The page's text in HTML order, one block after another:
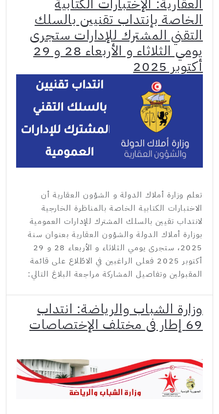
الخاصة بإنتداب تقنيين بالسلك
التقني المشترك للإدارات ستجرى
يومي الثلاثاء و الأربعاء 28 و 29
أكتوبر 2025
تعلم وزارة أملاك الدولة و الشؤون العقارية أن
الاختبارات الكتابية الخاصة بالمناظرة الخارجية
لانتداب تقيين بالسلك المشترك للإدارات العمومية
بوزارة أملاك الدولة والشؤون العقارية بعنوان سنة
2025، ستجرى يومي الثلاثاء و الأربعاء 28 و 29
أكتوبر 2025 فعلى الراغبين في الاطّلاع على قائمة
المقبولين وتفاصيل المشاركة مراجعة البلاغ التالي:
وزارة الشباب والرياضة: انتداب
69 إطار في مختلف الإختصاصات